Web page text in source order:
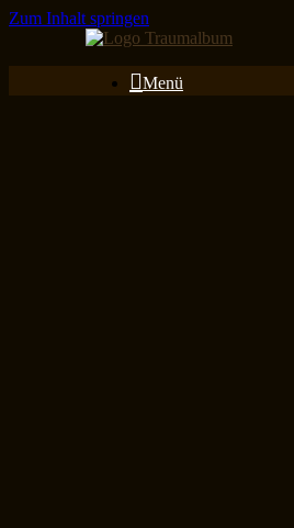
Zum Inhalt springen
Menü